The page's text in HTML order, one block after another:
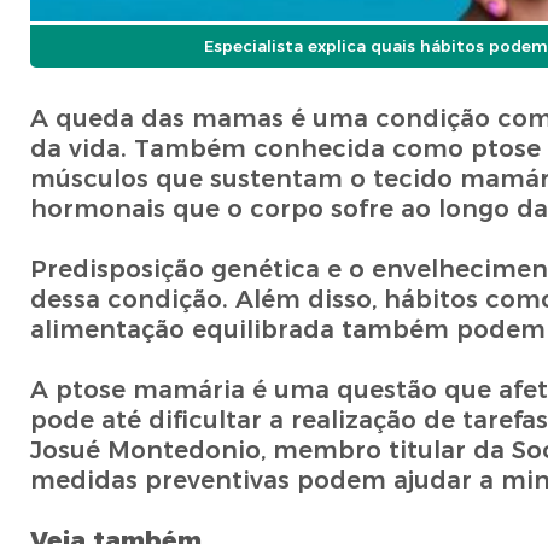
Especialista explica quais hábitos
A queda das mamas é uma condição
da vida. Também conhecida como
músculos que sustentam o tecido
hormonais que o corpo sofre ao longo
Predisposição genética e o
dessa condição. Além disso, hábitos
alimentação equilibrada também
A ptose mamária é uma questão que
pode até dificultar a realização de
Josué Montedonio, membro titular da
medidas preventivas podem ajudar a